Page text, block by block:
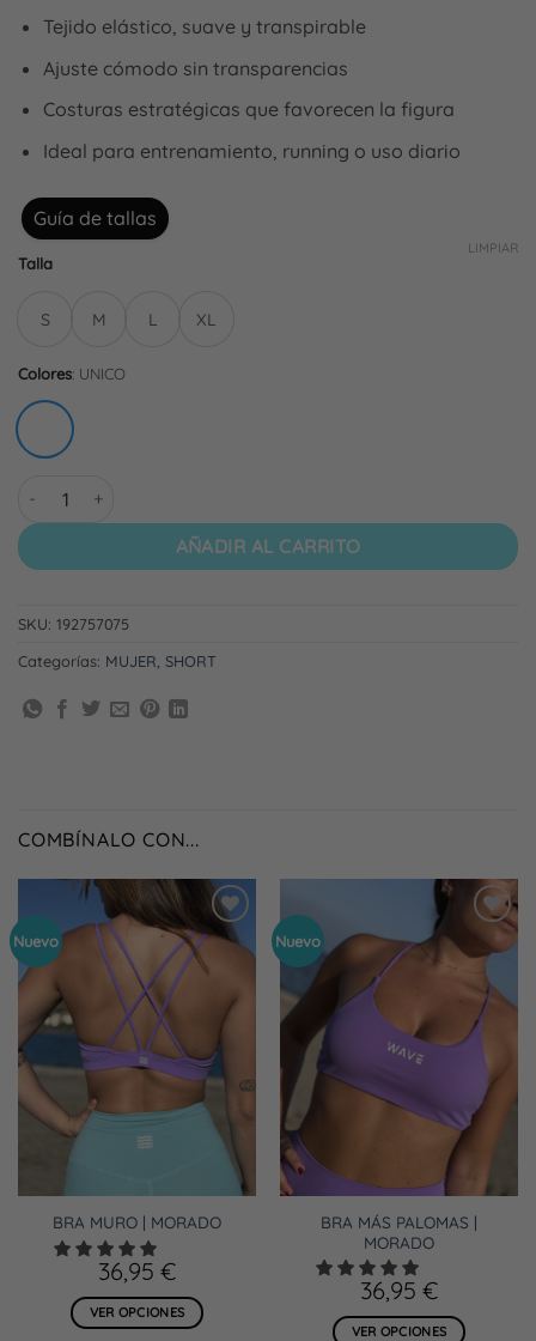
Tejido elástico, suave y transpirable
Ajuste cómodo sin transparencias
Costuras estratégicas que favorecen la figura
Ideal para entrenamiento, running o uso diario
Guía de tallas
Talla
S M L XL
Colores: UNICO
LIMPIAR
AÑADIR AL CARRITO
SKU: 192757075
Categorías: MUJER SHORT
COMBÍNALO CON...
Nuevo
Añadir
deseos
BRA MURO | MORADO
36,95 €
VER OPCIONES
Nuevo
a la
lista
de
deseos
BRA MÁS PALOMAS |
MORADO
36,95 €
VER OPCIONES